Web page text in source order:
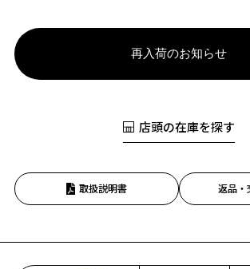
再入荷のお知らせ
店頭の在庫を探す
取扱説明書 返品・